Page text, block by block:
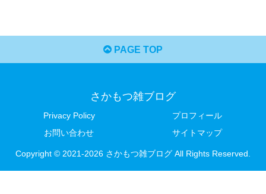
PAGE TOP
さかもつ雑ブログ
Privacy Policy
プロフィール
お問い合わせ
サイトマップ
Copyright © 2021-2026 さかもつ雑ブログ All Rights Reserved.